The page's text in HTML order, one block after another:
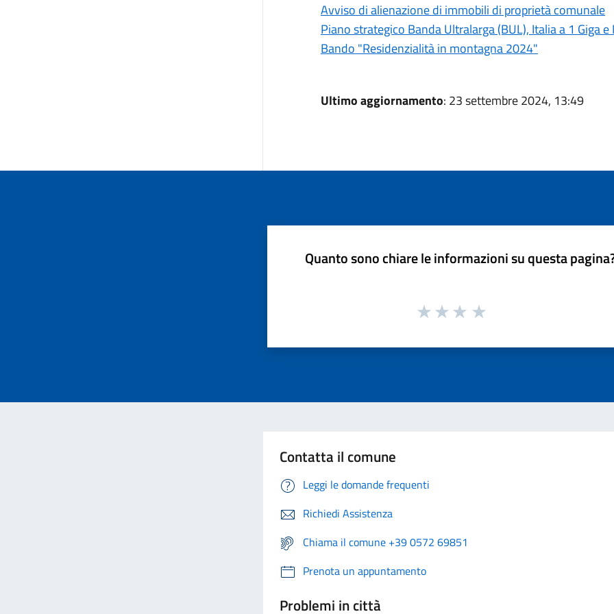
Avviso di alienazione di immobili di proprietà comunale
Piano strategico Banda Ultralarga (BUL), Italia a 1 Giga e
Bando "Residenzialità in montagna 2024"
Ultimo aggiornamento: 23 settembre 2024, 13:49
Quanto sono chiare le informazioni su questa
Contatta il comune
Leggi le domande frequenti
Richiedi Assistenza
Chiama il comune +39 0572 69851
Prenota un appuntamento
Problemi in città